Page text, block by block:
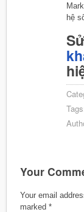
hệ
Your
Your email
marked *